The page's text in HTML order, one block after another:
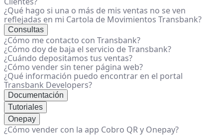
¿Qué hago si una o más de mis ventas no se ven
reflejadas en mi Cartola de Movimientos Transbank?
Consultas
¿Cómo me contacto con Transbank?
¿Cómo doy de baja el servicio de Transbank?
¿Cuándo depositamos tus ventas?
¿Cómo vender sin tener página web?
¿Qué información puedo encontrar en el portal
Transbank Developers?
Documentación
Tutoriales
Onepay
¿Cómo vender con la app Cobro QR y Onepay?